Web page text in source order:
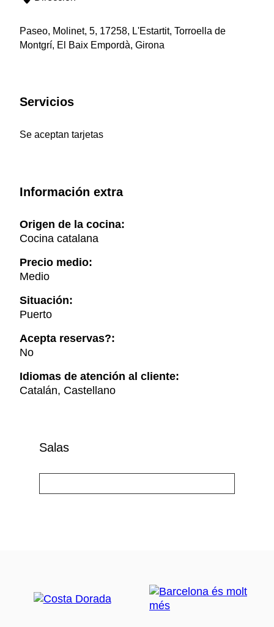
Paseo, Molinet, 5, 17258, L'Estartit, Torroella de
Montgrí, El Baix Empordà, Girona
Servicios
Se aceptan tarjetas
Información extra
Origen de la cocina:
Cocina catalana
Precio medio:
Medio
Situación:
Puerto
Acepta reservas?:
No
Idiomas de atención al cliente:
Catalán, Castellano
Salas